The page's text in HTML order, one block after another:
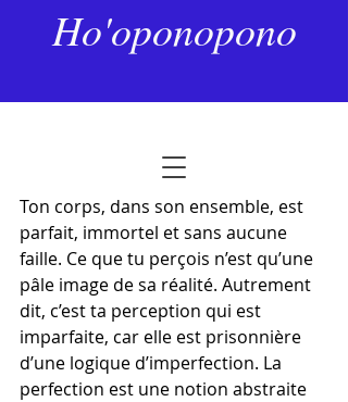
Ho'oponopono
Le pouvoir d’aimer.
Dernière mise à jour :
20 déc. 2025
Ton corps, dans son ensemble, est
parfait, immortel et sans aucune
faille. Ce que tu perçois n’est qu’une
pâle image de sa réalité. Autrement
dit, c’est ta perception qui est
imparfaite, car elle est prisonnière
d’une logique d’imperfection. La
perfection est une notion abstraite